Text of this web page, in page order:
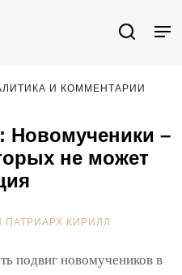
И КОММЕНТАРИИ
Новомученики –
не может
КИРИЛЛ
подвиг новомучеников в